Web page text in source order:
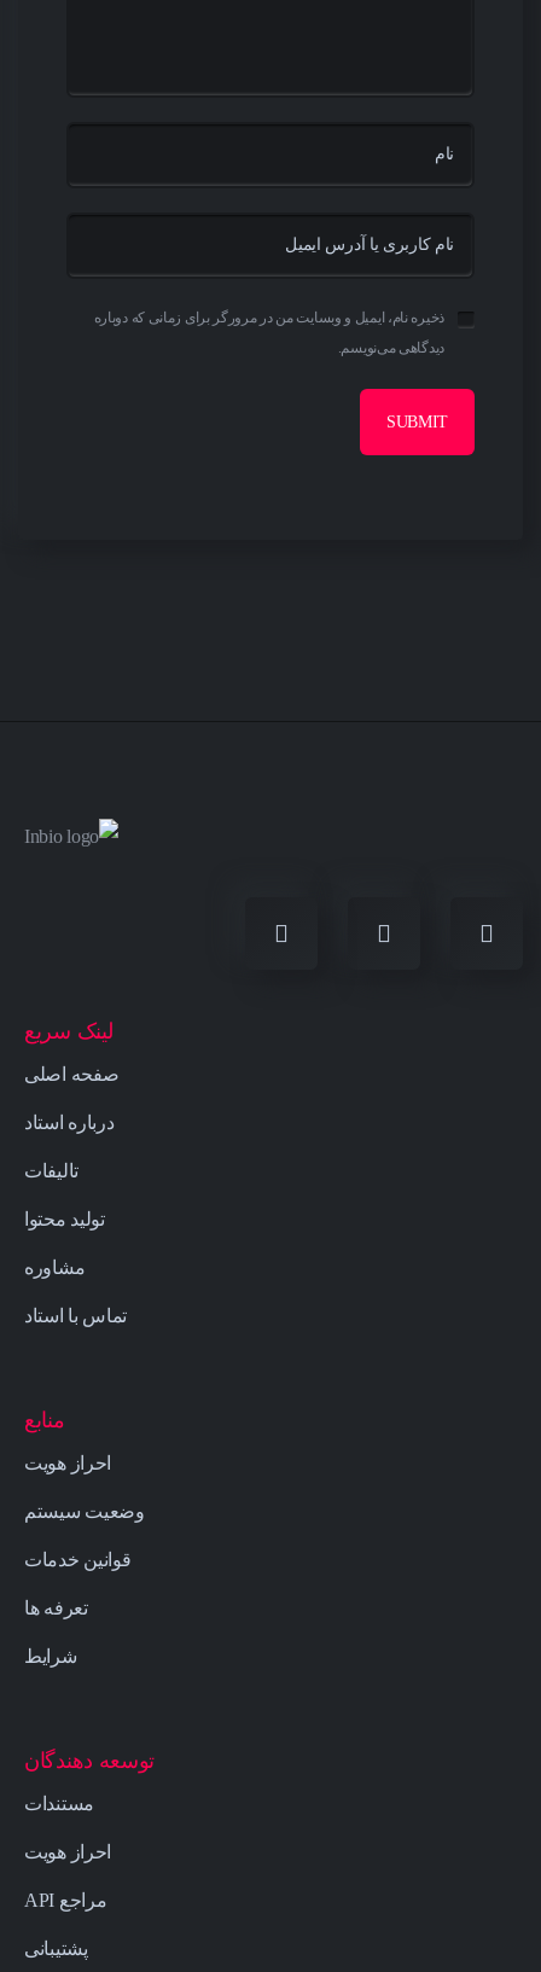
ذخیره نام، ایمیل و وبسایت من در مرورگر برای زمانی که دوباره
دیدگاهی می‌نویسم.
لینک سریع
صفحه اصلی
درباره استاد
تالیفات
تولید محتوا
مشاوره
تماس با استاد
منابع
احراز هویت
وضعیت سیستم
قوانین خدمات
تعرفه ها
شرایط
توسعه دهندگان
مستندات
احراز هویت
مراجع API
پشتیبانی